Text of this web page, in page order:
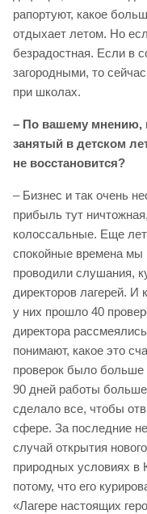
рапортуют, какое
отдыхает летом. Но
безрадостная. Если в
загородными, то
при школах.
– По вашему мнению,
занятый в детском
не восстановится?
– Бизнес и так очень
прибыль тут
колоссальные. Еще
спокойные времена мы
проводили слушания,
директоров лагерей. И
у них прошло 40
директора
понимают, какое это
проверок было больше
90 дней работы больше
сделало все, чтобы
сфере. За последние
случай открытия
природных условиях в
потому, что его
«Лагере настоящих